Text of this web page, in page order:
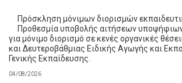
Πρόσκληση μόνιμων διορισμών
Προθεσμία υποβολής αιτήσεων
για μόνιμο διορισμό σε κενές οργανικές
και Δευτεροβάθμιας Ειδικής Αγωγής και
Γενικής Εκπαίδευσης.
04/08/2026